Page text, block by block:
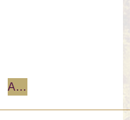
Accueil